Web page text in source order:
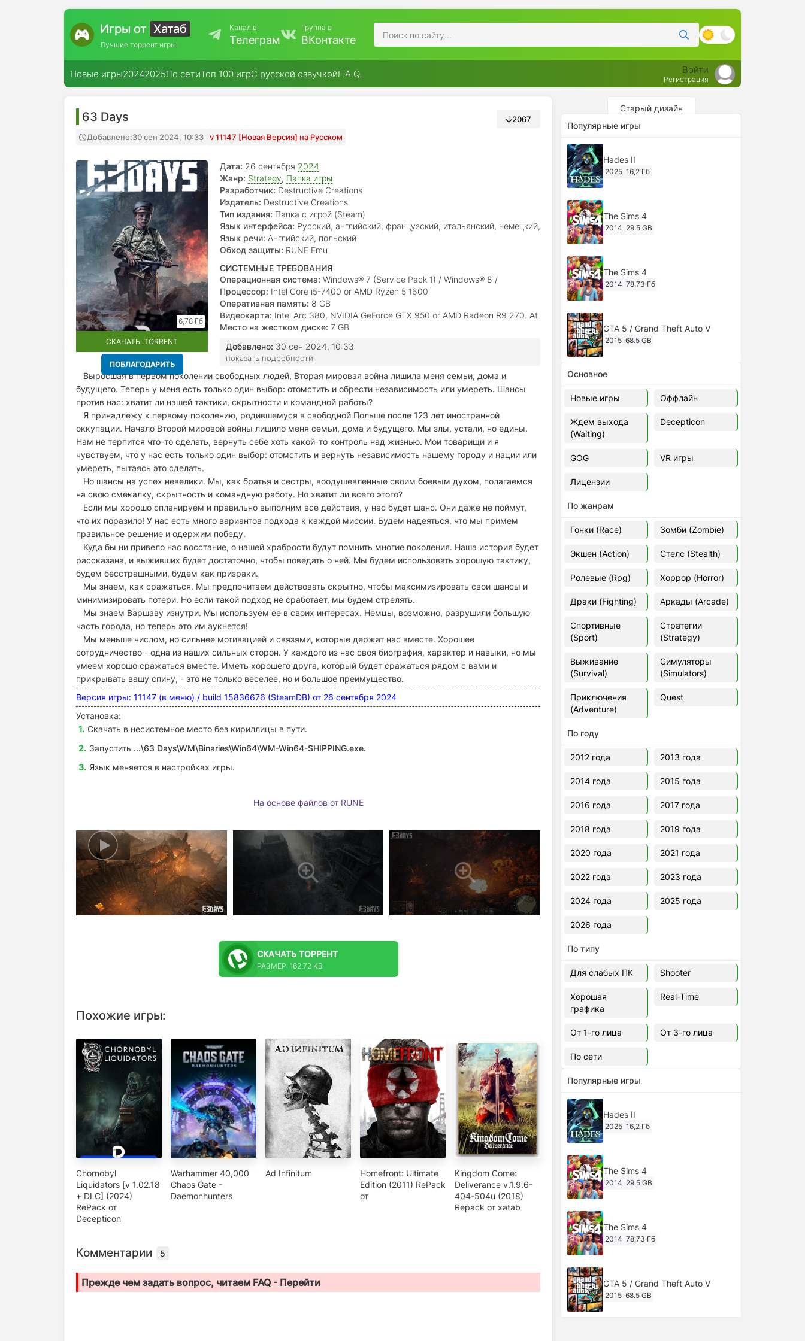
Игры от Хатаб
Лучшие торрент игры!
Канал в
Телеграм
Группа в
ВКонтакте
Новые игры20242025По сетиТоп 100 игрС русской озвучкойF.A.Q. Войти
Регистрация
63 Days
Добавлено:30 сен 2024, 10:33 v 11147 [Новая Версия] на Русском
2067
6,78 Гб
СКАЧАТЬ .TORRENT
ПОБЛАГОДАРИТЬ
Дата: 26 сентября 2024
Жанр: Strategy, Папка игры
Разработчик: Destructive Creations
Издатель: Destructive Creations
Тип издания: Папка с игрой (Steam)
Язык интерфейса: Русский, английский, французский, итальянский, немецкий,
испанский, японский, корейский, польский, бр. португальский, китайский
(упр.), китайский (трад.), турецкий
Язык речи: Английский, польский
Обход защиты: RUNE Emu
СИСТЕМНЫЕ ТРЕБОВАНИЯ
Операционная система: Windows® 7 (Service Pack 1) / Windows® 8 /
Windows® 8.1 / Windows® 10 / (64-bit only)
Процессор: Intel Core i5-7400 or AMD Ryzen 5 1600
Оперативная память: 8 GB
Видеокарта: Intel Arc 380, NVIDIA GeForce GTX 950 or AMD Radeon R9 270. At
least 2GB of dedicated VRAM.
Место на жестком диске: 7 GB
Добавлено: 30 сен 2024, 10:33
показать подробности
Выросшая в первом поколении свободных людей, Вторая мировая война лишила меня семьи, дома и
будущего. Теперь у меня есть только один выбор: отомстить и обрести независимость или умереть. Шансы
против нас: хватит ли нашей тактики, скрытности и командной работы?
Я принадлежу к первому поколению, родившемуся в свободной Польше после 123 лет иностранной
оккупации. Начало Второй мировой войны лишило меня семьи, дома и будущего. Мы злы, устали, но едины.
Нам не терпится что-то сделать, вернуть себе хоть какой-то контроль над жизнью. Мои товарищи и я
чувствуем, что у нас есть только один выбор: отомстить и вернуть независимость нашему городу и нации или
умереть, пытаясь это сделать.
Но шансы на успех невелики. Мы, как братья и сестры, воодушевленные своим боевым духом, полагаемся
на свою смекалку, скрытность и командную работу. Но хватит ли всего этого?
Если мы хорошо спланируем и правильно выполним все действия, у нас будет шанс. Они даже не поймут,
что их поразило! У нас есть много вариантов подхода к каждой миссии. Будем надеяться, что мы примем
правильное решение и одержим победу.
Куда бы ни привело нас восстание, о нашей храбрости будут помнить многие поколения. Наша история будет
рассказана, и выживших будет достаточно, чтобы поведать о ней. Мы будем использовать хорошую тактику,
будем бесстрашными, будем как призраки.
Мы знаем, как сражаться. Мы предпочитаем действовать скрытно, чтобы максимизировать свои шансы и
минимизировать потери. Но если такой подход не сработает, мы будем стрелять.
Мы знаем Варшаву изнутри. Мы используем ее в своих интересах. Немцы, возможно, разрушили большую
часть города, но теперь это им аукнется!
Мы меньше числом, но сильнее мотивацией и связями, которые держат нас вместе. Хорошее
сотрудничество - одна из наших сильных сторон. У каждого из нас своя биография, характер и навыки, но мы
умеем хорошо сражаться вместе. Иметь хорошего друга, который будет сражаться рядом с вами и
прикрывать вашу спину, - это не только веселее, но и большое преимущество.
Версия игры: 11147 (в меню) / build 15836676 (SteamDB) от 26 сентября 2024
Установка:
Скачать в несистемное место без кириллицы в пути.
Запустить ...\63 Days\WM\Binaries\Win64\WM-Win64-SHIPPING.exe.
Язык меняется в настройках игры.
На основе файлов от RUNE
СКАЧАТЬ ТОРРЕНТ
РАЗМЕР: 162.72 KB
Похожие игры:
Chornobyl
Liquidators [v 1.02.18
+ DLC] (2024)
RePack от
Decepticon
Warhammer 40,000
Chaos Gate -
Daemonhunters
Ad Infinitum
Homefront: Ultimate
Edition (2011) RePack
от
Kingdom Come:
Deliverance v.1.9.6-
404-504u (2018)
Repack от xatab
Комментарии 5
Прежде чем задать вопрос, читаем FAQ - Перейти
Старый дизайн
Популярные игры
Hades II
2025 16,2 Гб
The Sims 4
2014 29.5 GB
The Sims 4
2014 78,73 Гб
GTA 5 / Grand Theft Auto V
2015 68.5 GB
Ghost of Tsushima: Director's Cut
v.1053.8.1023.1614 [RePack
Decepticon] (2024)
2024
Cyberpunk 2077
49.4 GB
Ghost of Tsushima: Director's Cut
v.1053.9.0623.1807 [Папка
Euro Truck Simulator 2 v.1.60.1.7s
[Папка игры] (2012)
37,77 Гб
Forza Horizon 5 v.688.044
[Папка игры] (2021)
2021
V Rising
2024
Основное
Новые игры Оффлайн
Ждем выхода
(Waiting)
Decepticon
GOG VR игры
Лицензии
По жанрам
Гонки (Race) Зомби (Zombie)
Экшен (Action) Стелс (Stealth)
Ролевые (Rpg) Хоррор (Horror)
Драки (Fighting) Аркады (Arcade)
Спортивные
(Sport)
Стратегии
(Strategy)
Выживание
(Survival)
Симуляторы
(Simulators)
Приключения
(Adventure)
Quest
По году
2012 года 2013 года
2014 года 2015 года
2016 года 2017 года
2018 года 2019 года
2020 года 2021 года
2022 года 2023 года
2024 года 2025 года
2026 года
По типу
Для слабых ПК Shooter
Хорошая
графика
Real-Time
От 1-го лица От 3-го лица
По сети
Популярные игры
Hades II
2025 16,2 Гб
The Sims 4
2014 29.5 GB
The Sims 4
2014 78,73 Гб
GTA 5 / Grand Theft Auto V
2015 68.5 GB